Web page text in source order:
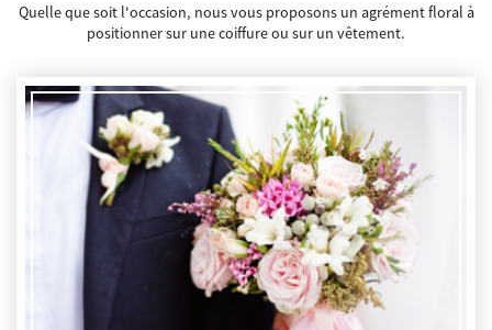
Quelle que soit l'occasion, nous vous proposons un agrément floral à
positionner sur une coiffure ou sur un vêtement.